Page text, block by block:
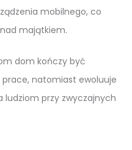
mobilnego, co
majątkiem.
dom kończy być
natomiast ewoluuje
ludziom przy zwyczajnych